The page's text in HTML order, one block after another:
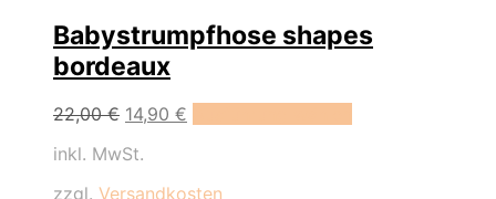
Babystrumpfhose shapes
bordeaux
22,00€ 14,90 €
inkl. MwSt.
zzgl. Versandkosten